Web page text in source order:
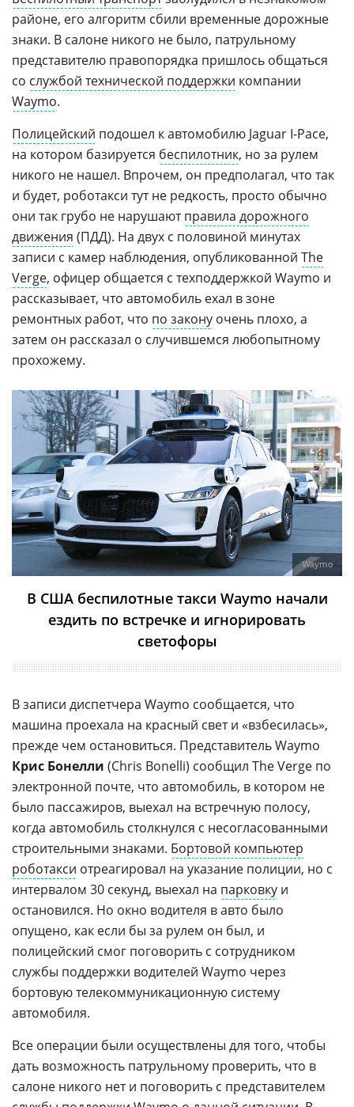
районе, его алгоритм сбили временные дорожные
знаки. В салоне никого не было, патрульному
представителю правопорядка пришлось общаться
со службой технической поддержки компании
Waymo.
Полицейский подошел к автомобилю Jaguar I-Pace,
на котором базируется беспилотник, но за рулем
никого не нашел. Впрочем, он предполагал, что так
и будет, роботакси тут не редкость, просто обычно
они так грубо не нарушаютправила дорожного
движения (ПДД). На двух с половиной минутах
записи с камер наблюдения, опубликованной The
Verge, офицер общается с техподдержкой Waymo и
рассказывает, что автомобиль ехал в зоне
ремонтных работ, что по закону очень плохо, а
затем он рассказал о случившемся любопытному
прохожему.
Waymo
В США беспилотные такси Waymo начали
ездить по встречке и игнорировать
светофоры
В записи диспетчера Waymo сообщается, что
машина проехала на красный свет и «взбесилась»,
прежде чем остановиться. Представитель Waymo
Крис Бонелли (Chris Bonelli) сообщил The Verge по
электронной почте, что автомобиль, в котором не
было пассажиров, выехал на встречную полосу,
когда автомобиль столкнулся с несогласованными
строительными знаками. Бортовой компьютер
роботакси отреагировал на указание полиции, но с
интервалом 30 секунд, выехал на парковку и
остановился. Но окно водителя в авто было
опущено, как если бы за рулем он был, и
полицейский смог поговорить с сотрудником
службы поддержки водителей Waymo через
бортовую телекоммуникационную систему
автомобиля.
Все операции были осуществлены для того, чтобы
дать возможность патрульному проверить, что в
салоне никого нет и поговорить с представителем